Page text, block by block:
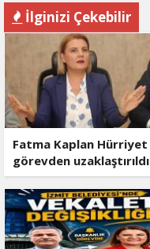
İlginizi Çekebilir
Fatma Kaplan Hürriyet
görevden uzaklaştırıldı